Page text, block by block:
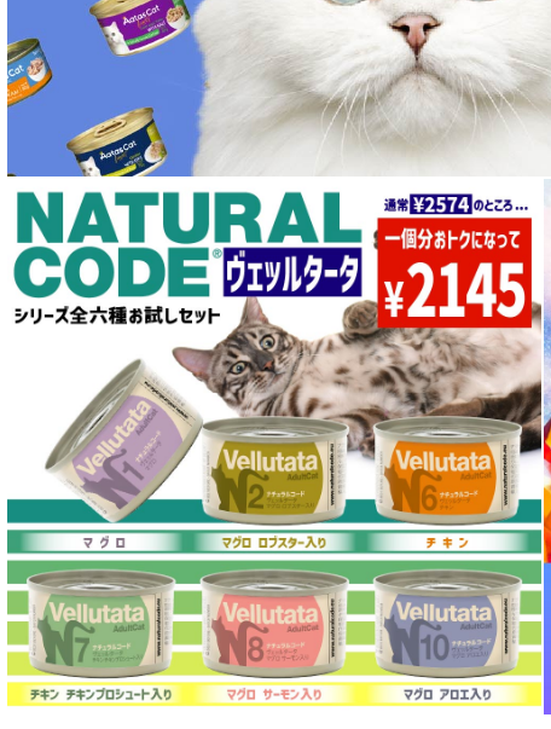
特集 ドッグフードの涙やけ対策
特集 穀物不使用 ドッグフード（ドライ）
フリーズドライ ドッグフード
エアドライ ドッグフード
愛猫用ウェット300円以下コーナー
全年齢対応 フード for CAT
キトン用 フード for CAT
成猫用 フード for CAT
シニア猫用 フード for CAT
皮膚・被毛ケア対応 フード for CAT